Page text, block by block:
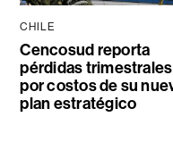
CHILE
Cencosud reporta
pérdidas trimestrales
por costos de su
plan estratégico